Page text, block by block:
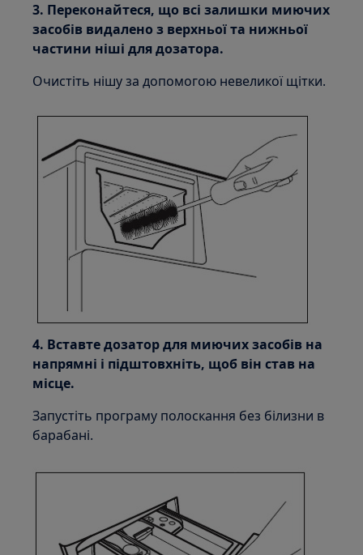
3. Переконайтеся, що всі залишки миючих
засобів видалено з верхньої та нижньої
частини ніші для дозатора.
Очистіть нішу за допомогою невеликої щітки.
4. Вставте дозатор для миючих засобів на
напрямні і підштовхніть, щоб він став на
місце.
Запустіть програму полоскання без білизни в
барабані.